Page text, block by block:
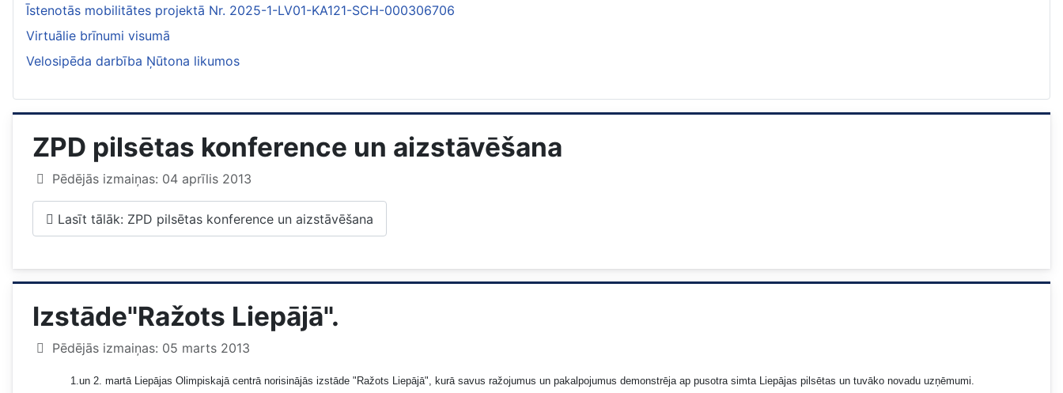
Īstenotās mobilitātes projektā Nr. 2025-1-LV01-KA121-SCH-000306706
Virtuālie brīnumi visumā
Velosipēda darbība Ņūtona likumos
ZPD pilsētas konference un aizstāvēšana
Pēdējās izmaiņas: 04 aprīlis 2013
Lasīt tālāk: ZPD pilsētas konference un aizstāvēšana
Izstāde"Ražots Liepājā".
Pēdējās izmaiņas: 05 marts 2013
1.un 2. martā Liepājas Olimpiskajā centrā norisinājās izstāde "Ražots Liepājā", kurā savus ražojumus un pakalpojumus demonstrēja ap pusotra simta Liepājas pilsētas un tuvāko novadu uzņēmumi.